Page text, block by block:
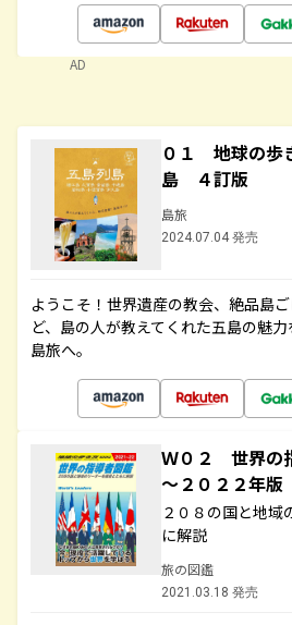
AD
０１ 地球の
島 ４訂版
島旅
2024.07.04 発売
ようこそ！世界遺産の教会、絶品島
ど、島の人が教えてくれた五島の魅力
島旅へ。
Ｗ０２ 世界の
～２０２２年版
２０８の国と地域
に解説
旅の図鑑
2021.03.18 発売